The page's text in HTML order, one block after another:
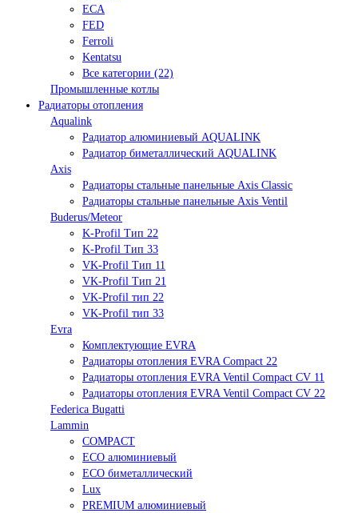
ECA
FED
Ferroli
Kentatsu
Все категории (22)
Промышленные котлы
Радиаторы отопления
Aqualink
Радиатор алюминиевый AQUALINK
Радиатор биметаллический AQUALINK
Axis
Радиаторы стальные панельные Axis Classic
Радиаторы стальные панельные Axis Ventil
Buderus/Meteor
K-Profil Тип 22
K-Profil Тип 33
VK-Profil Тип 11
VK-Profil Тип 21
VK-Profil тип 22
VK-Profil тип 33
Evra
Комплектующие EVRA
Радиаторы отопления EVRA Compact 22
Радиаторы отопления EVRA Ventil Compact CV 11
Радиаторы отопления EVRA Ventil Compact CV 22
Federica Bugatti
Lammin
COMPACT
ECO алюминиевый
ECO биметаллический
Lux
PREMIUM алюминиевый